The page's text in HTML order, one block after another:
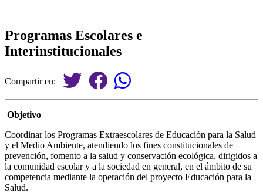
Programas Escolares e
Interinstitucionales
Compartir en:
Objetivo
Coordinar los Programas Extraescolares de Educación para la Salud
y el Medio Ambiente, atendiendo los fines constitucionales de
prevención, fomento a la salud y conservación ecológica, dirigidos a
la comunidad escolar y a la sociedad en general, en el ámbito de su
competencia mediante la operación del proyecto Educación para la
Salud.